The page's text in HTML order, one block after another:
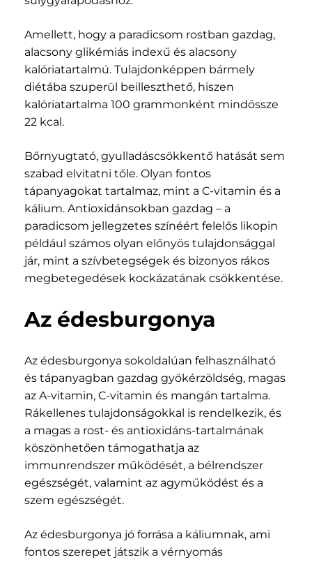
Amellett, hogy a paradicsom rostban gazdag,
alacsony glikémiás indexű és alacsony
kalóriatartalmú. Tulajdonképpen bármely
diétába szuperül beilleszthető, hiszen
kalóriatartalma 100 grammonként mindössze
22 kcal.
Bőrnyugtató, gyulladáscsökkentő hatását sem
szabad elvitatni tőle. Olyan fontos
tápanyagokat tartalmaz, mint a C-vitamin és a
kálium. Antioxidánsokban gazdag – a
paradicsom jellegzetes színéért felelős likopin
például számos olyan előnyös tulajdonsággal
jár, mint a szívbetegségek és bizonyos rákos
megbetegedések kockázatának csökkentése.
Az édesburgonya
Az édesburgonya sokoldalúan felhasználható
és tápanyagban gazdag gyökérzöldség, magas
az A-vitamin, C-vitamin és mangán tartalma.
Rákellenes tulajdonságokkal is rendelkezik, és
a magas a rost- és antioxidáns-tartalmának
köszönhetően támogathatja az
immunrendszer működését, a bélrendszer
egészségét, valamint az agyműködést és a
szem egészségét.
Az édesburgonya jó forrása a káliumnak, ami
fontos szerepet játszik a vérnyomás